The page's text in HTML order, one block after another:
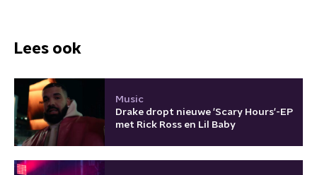
Lees ook
Music
Drake dropt nieuwe 'Scary Hours'-EP
met Rick Ross en Lil Baby